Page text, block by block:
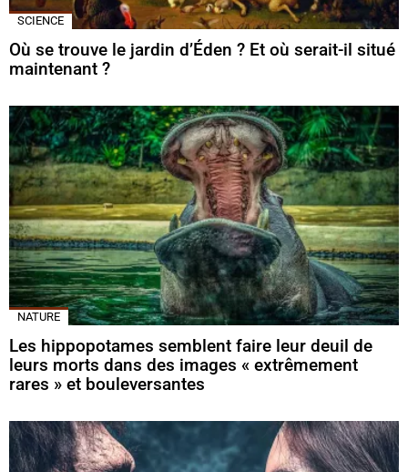
SCIENCE
Où se trouve le jardin d’Éden ? Et où serait-il situé
maintenant ?
NATURE
Les hippopotames semblent faire leur deuil de
leurs morts dans des images « extrêmement
rares » et bouleversantes